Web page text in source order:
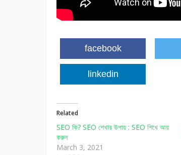
facebook
linkedin
Related
SEO কি? SEO শেখার উপায় : SEO শিখে আয়
করুন
March 3, 2021